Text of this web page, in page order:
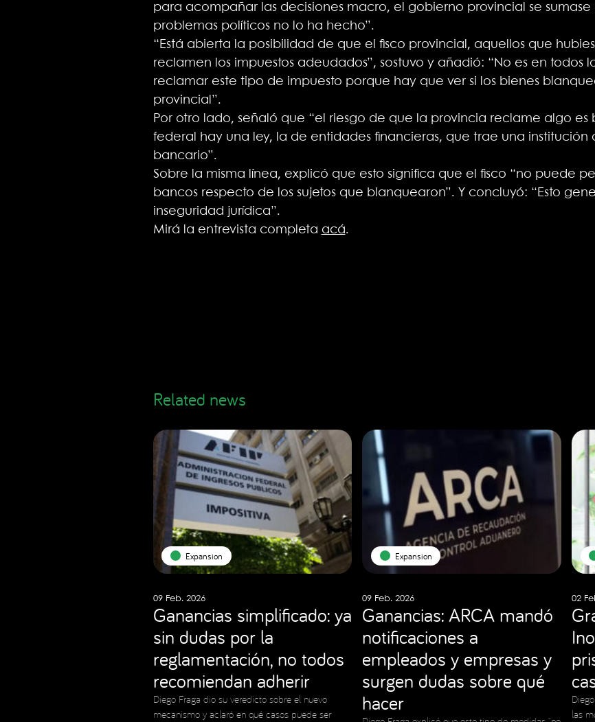
para acompañar las decisiones macro, el gobierno provincial se
problemas políticos no lo ha hecho”.
“Está abierta la posibilidad de que el fisco provincial, aquellos que
reclamen los impuestos adeudados”, sostuvo y añadió: “No es en todos
reclamar este tipo de impuesto porque hay que ver si los bienes
provincial”.
Por otro lado, señaló que “el riesgo de que la provincia reclame algo es
federal hay una ley, la de entidades financieras, que trae una institución
bancario”.
Sobre la misma línea, explicó que esto significa que el fisco “no puede
bancos respecto de los sujetos que blanquearon”. Y concluyó: “Esto
inseguridad jurídica”.
Mirá la entrevista completa acá.
Related news
Expansion
09 Feb. 2026
Ganancias simplificado: ya
sin dudas por la
reglamentación, no todos
recomiendan adherir
Diego Fraga dio su veredicto sobre el nuevo
mecanismo y aclaró en qué casos puede ser
Expansion
09 Feb. 2026
Ganancias: ARCA mandó
notificaciones a
empleados y empresas y
surgen dudas sobre qué
hacer
02
las